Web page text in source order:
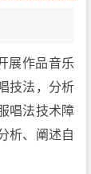
展作品音乐
技法，分析
唱法技术障
析、阐述自